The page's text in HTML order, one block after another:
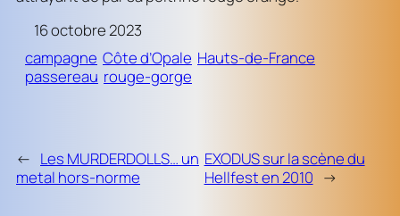
16 octobre 2023
campagne Côte d’Opale Hauts-de-France
passereau rouge-gorge
← Les MURDERDOLLS… un
metal hors-norme
EXODUS sur la scène du
Hellfest en 2010 →